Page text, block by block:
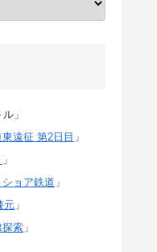
」
遠征 第2日目 」
」
ョア鉄道 」
元 」
探索 」